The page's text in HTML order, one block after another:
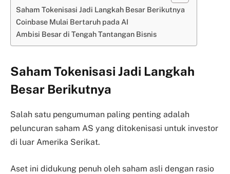
Saham Tokenisasi Jadi Langkah Besar Berikutnya
Coinbase Mulai Bertaruh pada AI
Ambisi Besar di Tengah Tantangan Bisnis
Saham Tokenisasi Jadi Langkah
Besar Berikutnya
Salah satu pengumuman paling penting adalah
peluncuran saham AS yang ditokenisasi untuk investor
di luar Amerika Serikat.
Aset ini didukung penuh oleh saham asli dengan rasio